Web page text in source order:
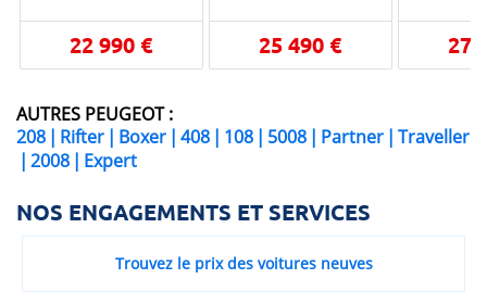
22 990 € 25 490 € 27
AUTRES PEUGEOT :
208 | Rifter | Boxer | 408 | 108 | 5008 | Partner | Traveller
| 2008 | Expert
NOS ENGAGEMENTS ET SERVICES
Trouvez le prix des voitures neuves